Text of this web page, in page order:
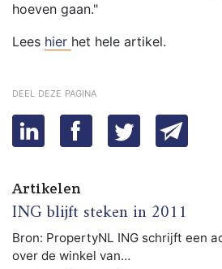
hoeven gaan."
Lees hier het hele artikel.
deel deze pagina
Artikelen
ING blijft steken in 2011
Bron: PropertyNL ING schrijft een
over de winkel van…